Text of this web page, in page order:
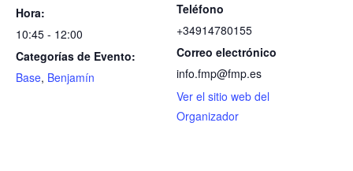
Hora:
10:45 - 12:00
Categorías de Evento:
Base, Benjamín
Teléfono
+34914780155
Correo electrónico
info.fmp@fmp.es
Ver el sitio web del
Organizador